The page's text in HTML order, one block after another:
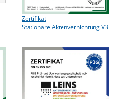
Zertifikat
Stationäre Aktenvernichtung V3